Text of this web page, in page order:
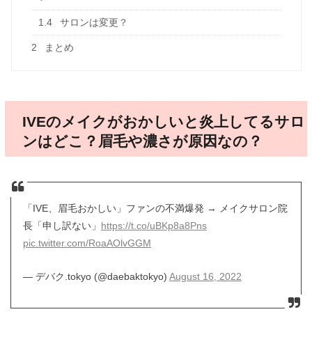
1.4 サロンは変更？
2 まとめ
IVEのメイクがおかしいと炎上してるサロ
ンはどこ？眉毛や濃さが原因なの？
「IVE、眉毛おかしい」ファンの不満爆発 → メイクサロン院
長「申し訳ない」 https://t.co/uBKp8a8Pns
pic.twitter.com/RoaAOlvGGM
— デバク.tokyo (@daebaktokyo) August 16, 2022